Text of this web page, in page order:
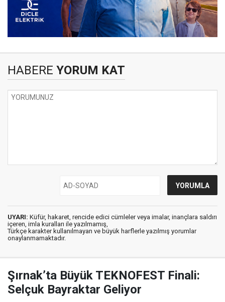
HABERE YORUM KAT
UYARI: Küfür, hakaret, rencide edici cümleler veya imalar, inançlara saldırı
içeren, imla kuralları ile yazılmamış,
Türkçe karakter kullanılmayan ve büyük harflerle yazılmış yorumlar
onaylanmamaktadır.
Şırnak’ta Büyük TEKNOFEST Finali:
Selçuk Bayraktar Geliyor